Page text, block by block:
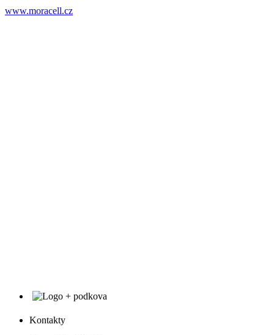
www.moracell.cz
Kontakty